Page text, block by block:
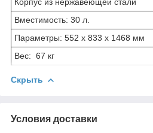
Вместимость: 30 л.
Параметры: 552 x 833 x 1468 мм
Вес: 67 кг
Скрыть
Условия доставки